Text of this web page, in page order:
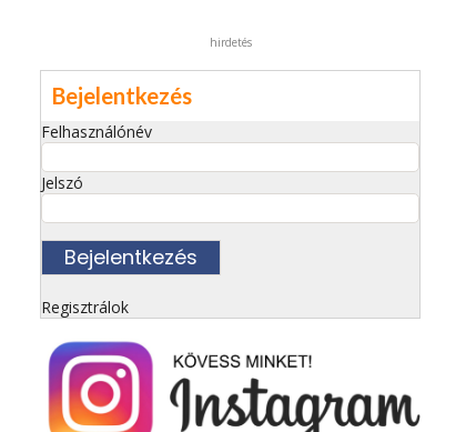
hirdetés
Bejelentkezés
Felhasználónév
Jelszó
Regisztrálok